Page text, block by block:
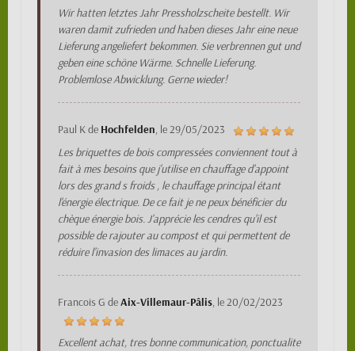
Wir hatten letztes Jahr Pressholzscheite bestellt. Wir
waren damit zufrieden und haben dieses Jahr eine neue
Lieferung angeliefert bekommen. Sie verbrennen gut und
geben eine schöne Wärme. Schnelle Lieferung.
Problemlose Abwicklung. Gerne wieder!
Paul Kde Hochfelden, le29/05/2023
Les briquettes de bois compressées conviennent tout à
fait à mes besoins que j'utilise en chauffage d'appoint
lors des grand s froids , le chauffage principal étant
l'énergie électrique. De ce fait je ne peux bénéficier du
chèque énergie bois. J'apprécie les cendres qu'il est
possible de rajouter au compost et qui permettent de
réduire l'invasion des limaces au jardin.
Francois G deAix-Villemaur-Pâlis, le20/02/2023
Excellent achat, tres bonne communication, ponctualite